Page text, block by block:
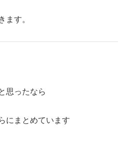
ます。
思ったなら
にまとめています